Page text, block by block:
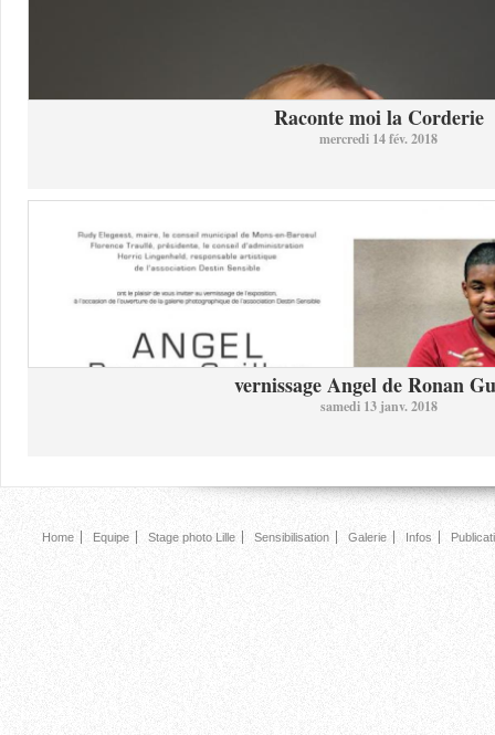
Raconte moi la Corderie
mercredi 14 fév. 2018
vernissage Angel de Ronan
samedi 13 janv. 2018
Home Equipe Stage photo Lille Sensibilisation Galerie Infos